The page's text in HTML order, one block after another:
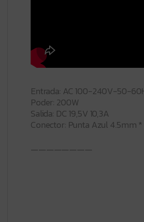
Entrada: AC 100-240V-50-
Poder: 200W
Salida: DC 19,5V 10,3A
Conector: Punta Azul 4.5mm
————————